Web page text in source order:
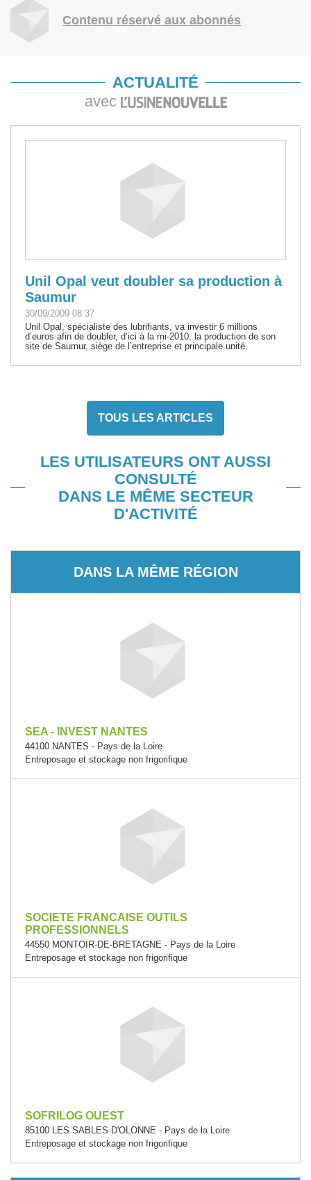
Contenu réservé aux abonnés
ACTUALITÉ
avec
Unil Opal veut doubler sa production à
Saumur
30/09/2009 08:37
Unil Opal, spécialiste des lubrifiants, va investir 6 millions
d’euros afin de doubler, d’ici à la mi-2010, la production de son
site de Saumur, siège de l’entreprise et principale unité.
TOUS LES ARTICLES
LES UTILISATEURS ONT AUSSI
CONSULTÉ
DANS LE MÊME SECTEUR
D'ACTIVITÉ
DANS LA MÊME RÉGION
SEA - INVEST NANTES
44100 NANTES - Pays de la Loire
Entreposage et stockage non frigorifique
SOCIETE FRANCAISE OUTILS
PROFESSIONNELS
44550 MONTOIR-DE-BRETAGNE - Pays de la Loire
Entreposage et stockage non frigorifique
SOFRILOG OUEST
85100 LES SABLES D'OLONNE - Pays de la Loire
Entreposage et stockage non frigorifique